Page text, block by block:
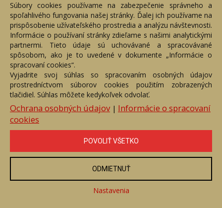
Bezplatné poradenstvo
Adresa
Nižný Hrušov 333, 094 22,
Slovenská republika
+421 905 356 921
+421 905 959 101
eantik@eantik.sk
Kontakt
Bezplatné poradenstvo
Biografie autorov
eAntik.sk © 2007 - 2026
Akékoľvek používanie obrazových a textových súčastí tejto stránky je
vyhradené.
Súbory cookies používame na zabezpečenie správneho a
spoľahlivého fungovania našej stránky. Ďalej ich používame na
prispôsobenie užívateľského prostredia a analýzu návštevnosti.
Informácie o používaní stránky zdieľame s našimi analytickými
partnermi. Tieto údaje sú uchovávané a spracovávané
spôsobom, ako je to uvedené v dokumente „Informácie o
spracovaní cookies“.
Vyjadrite svoj súhlas so spracovaním osobných údajov
prostredníctvom súborov cookies použitím zobrazených
tlačidiel. Súhlas môžete kedykoľvek odvolať.
Ochrana osobných údajov| Informácie o spracovaní
cookies
POVOLIŤ VŠETKO
ODMIETNUŤ
Nastavenia